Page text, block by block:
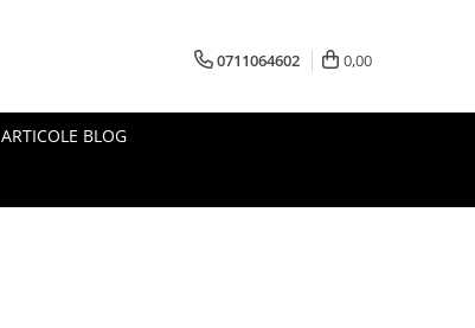
0711064602 0,00
ARTICOLE BLOG